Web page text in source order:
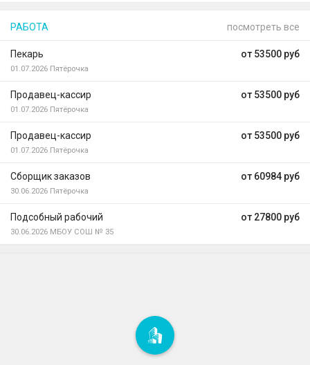
РАБОТА посмотреть все
от 53500 руб
Пекарь
01.07.2026 Пятёрочка
от 53500 руб
Продавец-кассир
01.07.2026 Пятёрочка
от 53500 руб
Продавец-кассир
01.07.2026 Пятёрочка
от 60984 руб
Сборщик заказов
30.06.2026 Пятёрочка
от 27800 руб
Подсобный рабочий
30.06.2026 МБОУ СОШ № 35